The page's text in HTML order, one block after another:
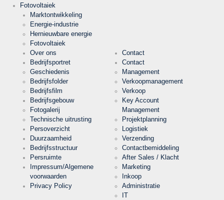
Fotovoltaiek
Marktontwikkeling
Energie-industrie
Hernieuwbare energie
Fotovoltaiek
Over ons
Bedrijfsportret
Geschiedenis
Bedrijfsfolder
Bedrijfsfilm
Bedrijfsgebouw
Fotogalerij
Technische uitrusting
Persoverzicht
Duurzaamheid
Bedrijfsstructuur
Persruimte
Impressum/Algemene
voorwaarden
Privacy Policy
Contact
Contact
Management
Verkoopmanagement
Verkoop
Key Account
Management
Projektplanning
Logistiek
Verzending
Contactbemiddeling
After Sales / Klacht
Marketing
Inkoop
Administratie
IT
Doel
Cookie van
voor
website-
Cookie Naam
Cookie Runtime
Cookies die noodzakelijk zijn voor de evaluatie van het
gebruikersgedrag:
Naam
Aanbieder
LinkedIn
Doel